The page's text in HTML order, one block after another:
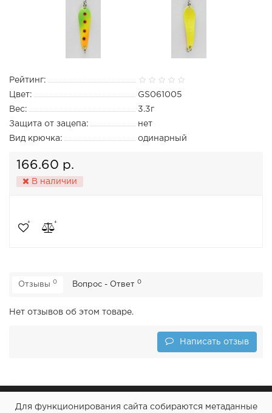
Рейтинг:
Цвет:
GS061005
Вес:
3.3г
Защита от зацепа:
нет
Вид крючка:
одинарный
166.60 р.
В наличии
Отзывы 0 Вопрос - Ответ 0
Нет отзывов об этом товаре.
Написать отзыв
Для функционирования сайта собираются метаданные